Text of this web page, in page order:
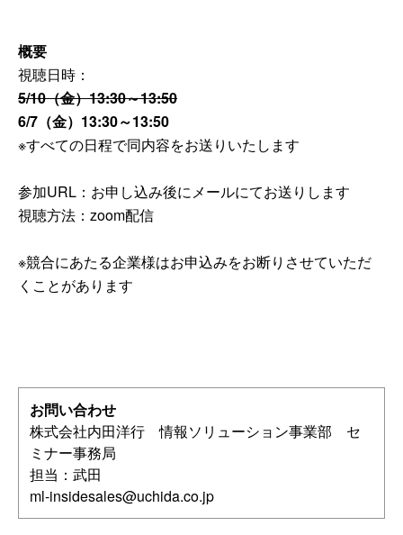
概要
視聴日時：
5/10（金）13:30～13:50
6/7（金）13:30～13:50
※すべての日程で同内容をお送りいたします
参加URL：お申し込み後にメールにてお送りします
視聴方法：zoom配信
※競合にあたる企業様はお申込みをお断りさせていただ
くことがあります
お問い合わせ
株式会社内田洋行 情報ソリューション事業部 セ
ミナー事務局
担当：武田
ml-insidesales@uchida.co.jp